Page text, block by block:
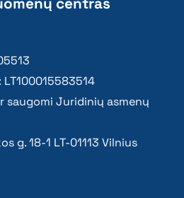
saugomi Juridinių asmenų
g. 18-1 LT-01113 Vilnius